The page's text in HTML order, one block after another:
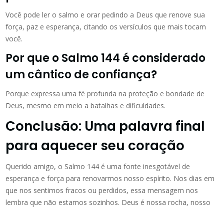
Você pode ler o salmo e orar pedindo a Deus que renove sua
força, paz e esperança, citando os versículos que mais tocam
você.
Por que o Salmo 144 é considerado
um cântico de confiança?
Porque expressa uma fé profunda na proteção e bondade de
Deus, mesmo em meio a batalhas e dificuldades.
Conclusão: Uma palavra final
para aquecer seu coração
Querido amigo, o Salmo 144 é uma fonte inesgotável de
esperança e força para renovarmos nosso espírito. Nos dias em
que nos sentimos fracos ou perdidos, essa mensagem nos
lembra que não estamos sozinhos. Deus é nossa rocha, nosso